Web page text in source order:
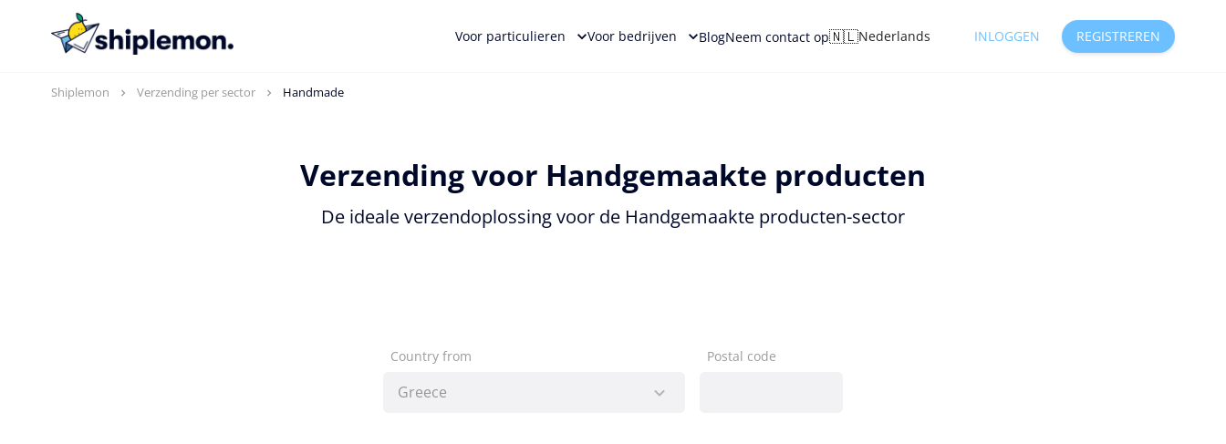
Voor particulieren Voor bedrijven BlogNeem contact op🇳🇱Nederlands INLOGGEN REGISTREREN
Shiplemon Verzending per sector Handmade
Verzending voor Handgemaakte producten
De ideale verzendoplossing voor de Handgemaakte producten-sector
Country from Postal code